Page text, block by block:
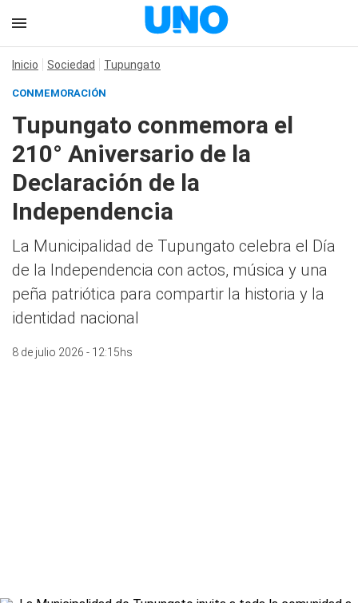
Inicio Sociedad Tupungato
CONMEMORACIÓN
Tupungato conmemora el
210° Aniversario de la
Declaración de la
Independencia
La Municipalidad de Tupungato celebra el Día
de la Independencia con actos, música y una
peña patriótica para compartir la historia y la
identidad nacional
8 de julio 2026 - 12:15hs